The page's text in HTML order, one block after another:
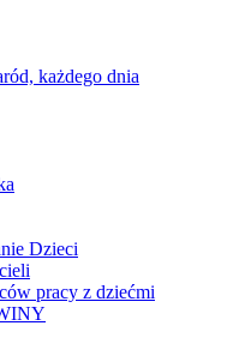
każdego dnia
Dzieci
pracy z dziećmi